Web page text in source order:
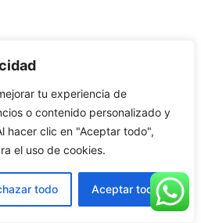
tu experiencia de
o contenido personalizado y
hacer clic en "Aceptar todo",
el uso de cookies.
todo Aceptar todo